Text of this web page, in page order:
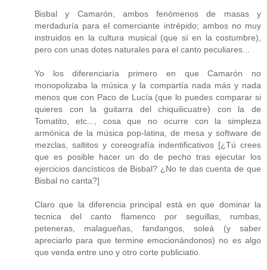
Bisbal y Camarón, ambos fenómenos de masas y
merdaduría para el comerciante intrépido; ambos no muy
instruidos en la cultura musical (que sí en la costumbre),
pero con unas dotes naturales para el canto peculiares...
Yo los diferenciaría primero en que Camarón no
monopolizaba la música y la compartía nada más y nada
menos que con Paco de Lucía (que lo puedes comparar si
quieres con la guitarra del chiquilicuatre) con la de
Tomatito, etc..., cosa que no ocurre con la simpleza
armónica de la música pop-latina, de mesa y software de
mezclas, saltitos y coreografía indentificativos [¿Tú crees
que es posible hacer un do de pecho tras ejecutar los
ejercicios dancísticos de Bisbal? ¿No te das cuenta de que
Bisbal no canta?]
Claro que la diferencia principal está en que dominar la
tecnica del canto flamenco por seguillas, rumbas,
peteneras, malagueñas, fandangos, soleá (y saber
apreciarlo para que termine emocionándonos) no es algo
que venda entre uno y otro corte publiciatio.